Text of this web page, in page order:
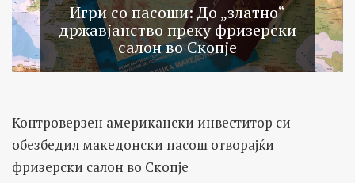
Игри со пасоши: До „златно“
државјанство преку фризерски
салон во Скопје
Контроверзен американски инвеститор си
обезбедил македонски пасош отворајќи
фризерски салон во Скопје